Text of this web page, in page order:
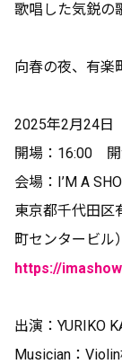
歌唱した気鋭の
向春の夜、有楽
2025年2月24日
開場：16:00 開
会場：I’M A
東京都千代田区
町センタービル
https://
出演：YURIKO
Musician：